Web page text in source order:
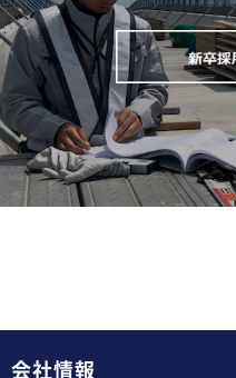
会社情報